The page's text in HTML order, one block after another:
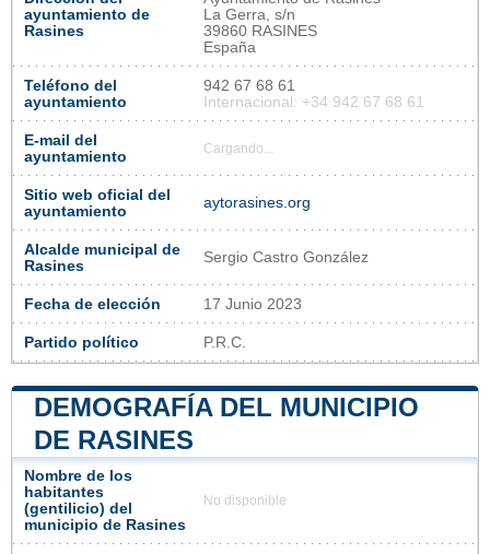
ayuntamiento de
Rasines
La Gerra, s/n
39860 RASINES
España
Teléfono del
ayuntamiento
942 67 68 61
Internacional: +34 942 67 68 61
E-mail del
ayuntamiento
Cargando...
Sitio web oficial del
ayuntamiento
aytorasines.org
Alcalde municipal de
Rasines
Sergio Castro González
Fecha de elección 17 Junio 2023
Partido político P.R.C.
DEMOGRAFÍA DEL MUNICIPIO
DE RASINES
Nombre de los
habitantes
(gentilicio) del
municipio de Rasines
No disponible